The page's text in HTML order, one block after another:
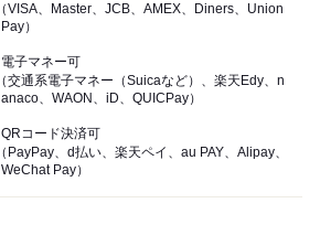
（VISA、Master、JCB、AMEX、Diners、Union
Pay）
電子マネー可
（交通系電子マネー（Suicaなど）、楽天Edy、n
anaco、WAON、iD、QUICPay）
QRコード決済可
（PayPay、d払い、楽天ペイ、au PAY、Alipay、
WeChat Pay）